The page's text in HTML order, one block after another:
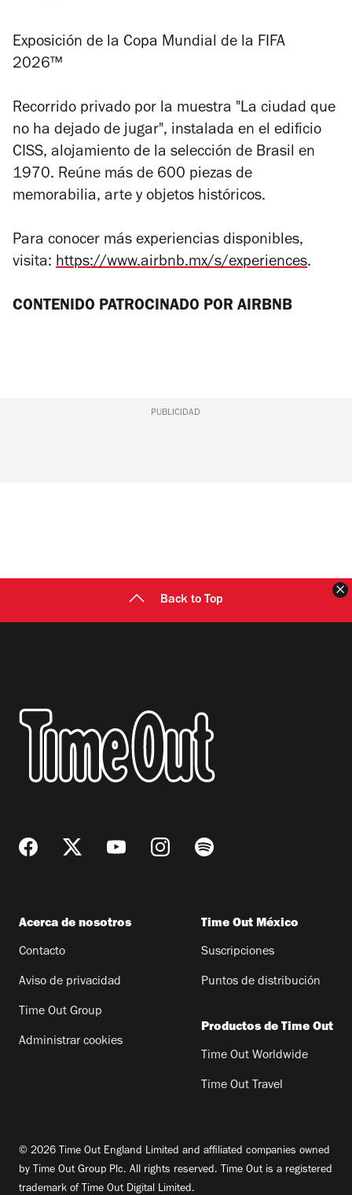
Exposición de la Copa Mundial de la FIFA
2026™
Recorrido privado por la muestra "La ciudad que
no ha dejado de jugar", instalada en el edificio
CISS, alojamiento de la selección de Brasil en
1970. Reúne más de 600 piezas de
memorabilia, arte y objetos históricos.
Para conocer más experiencias disponibles,
visita: https://www.airbnb.mx/s/experiences.
CONTENIDO PATROCINADO POR AIRBNB
PUBLICIDAD
Back to Top
Acerca de nosotros
Contacto
Aviso de privacidad
Time Out Group
Administrar cookies
Time Out México
Suscripciones
Puntos de distribución
Productos de Time Out
Time Out Worldwide
Time Out Travel
© 2026 Time Out England Limited and affiliated companies owned
by Time Out Group Plc. All rights reserved. Time Out is a registered
trademark of Time Out Digital Limited.